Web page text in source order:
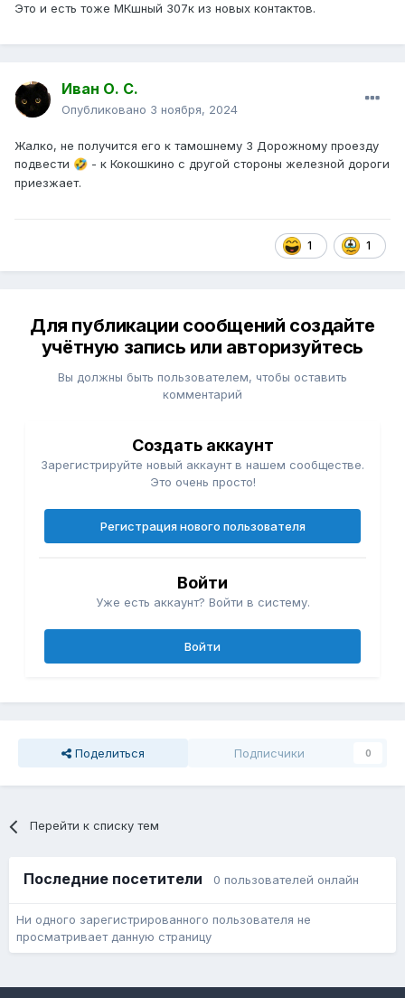
Это и есть тоже МКшный 307к из новых контактов.
Иван О. С.
Опубликовано 3 ноября, 2024
Жалко, не получится его к тамошнему 3 Дорожному проезду
подвести 🤣 - к Кокошкино с другой стороны железной дороги
приезжает.
1 1
Для публикации сообщений создайте
учётную запись или авторизуйтесь
Вы должны быть пользователем, чтобы оставить
комментарий
Создать аккаунт
Зарегистрируйте новый аккаунт в нашем сообществе.
Это очень просто!
Регистрация нового пользователя
Войти
Уже есть аккаунт? Войти в систему.
Войти
Поделиться Подписчики 0
Перейти к списку тем
Последние посетители 0 пользователей онлайн
Ни одного зарегистрированного пользователя не
просматривает данную страницу